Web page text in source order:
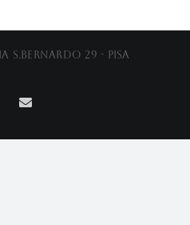
S.Bernardo 29 - Pisa
Facebook
Email